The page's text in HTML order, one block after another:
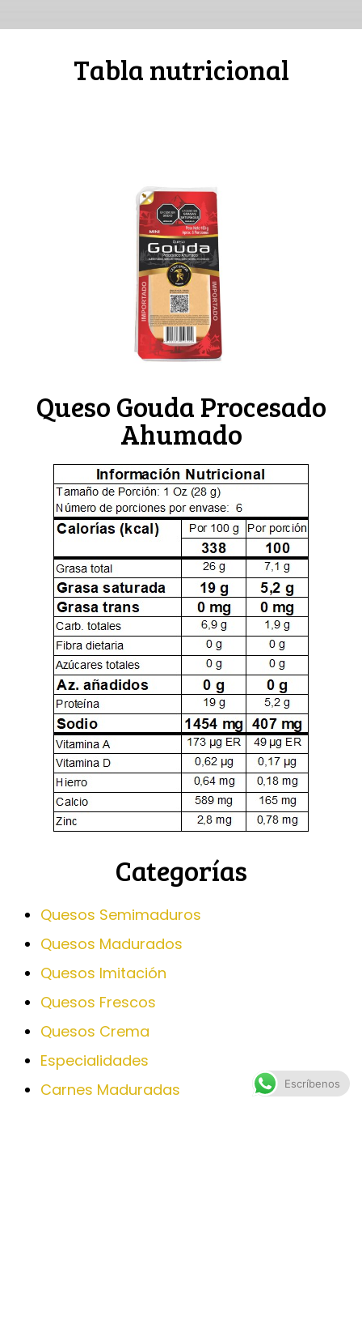
Tabla nutricional
Queso Gouda Procesado
Ahumado
Categorías
Quesos Semimaduros
Quesos Madurados
Quesos Imitación
Quesos Frescos
Quesos Crema
Especialidades
Carnes Maduradas
Escríbenos